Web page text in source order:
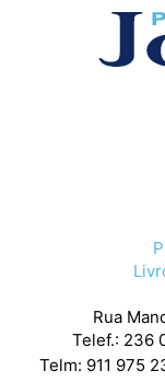
Rua
Telef.: 236
Telm: 911 975